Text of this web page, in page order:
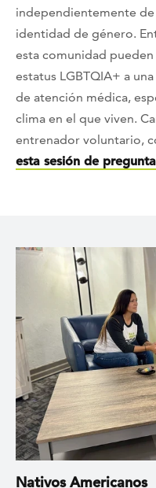
independientemente
identidad de género.
esta comunidad
estatus LGBTQIA+ a
de atención médica,
clima en el que viven.
entrenador voluntario,
esta sesión de
Nativos Americanos